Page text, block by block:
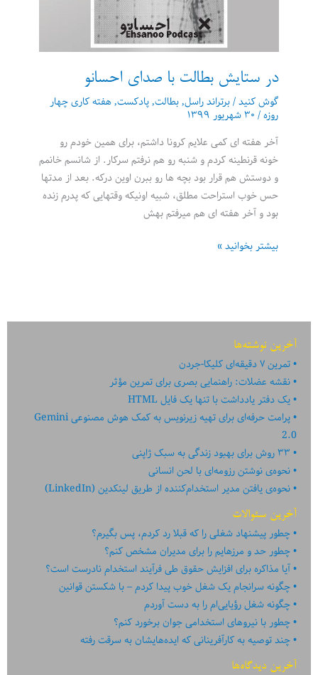
در ستایش بطالت با صدای احسانو
گوش کنید/برتراند راسل,بطالت,پادکست,هفته کاری چهار
روزه/ ۳۰ شهریور ۱۳۹۹
آخر هفته ای کمی علایم کرونا داشتم، برای همین خودم رو
خونه قرنطینه کردم و شنبه رو هم نرفتم سرکار. از شانسم خانمم
و دوستش هم قرار بود بچه ها رو ببرن اوین درکه. بعد از مدتها
حس خوب استراحت مطلق، شبیه اونیکه وقتهایی که پدرم زنده
بود و آخر هفته ای هم میرفتم بهش
در
بیشتر بخوانید »
آخرین نوشته‌ها
تمرین ۷ دقیقه‌ای کلیکا-جردن
نقشه عضلات: راهنمایی بصری برای تمرین مؤثر
یک دفتر یادداشت با تنها یک فایل HTML
پرامت حرفه‌ای برای تهیه زیرنویس به کمک هوش مصنوعی Gemini
2.0
۳۳ روش برای بهبود زندگی به سبک ژاپنی
نحوه‌ی نوشتن رزومه‌ای با لحن انسانی
نحوه‌ی یافتن مدیر استخدام‌کننده از طریق لینکدین (LinkedIn)
آخرین سئوالات
چطور پیشنهاد شغلی را که قبلا رد کردم، پس بگیرم؟
چطور حد و مرزهایم را برای مدیران مشخص کنم؟
آیا مذاکره برای افزایش حقوق طی فرآیند استخدام نادرست است؟
چگونه سرانجام یک شغل خوب پیدا کردم – با شکستن قوانین
چگونه شغل رؤیایی‌ام را به دست آوردم
چطور با نیروهای استخدامی جوان برخورد کنم؟
چند توصیه به کارآفرینانی که ایده‏‏‌‏‏‌هایشان به سرقت رفته
آخرین دیدگاه‌ها